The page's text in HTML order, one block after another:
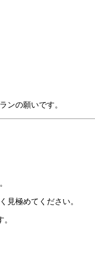
ンの願いです。
見極めてください。